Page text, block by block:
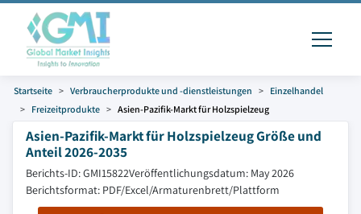
Startseite Verbraucherprodukte und -dienstleistungen
Einzelhandel
Freizeitprodukte
Asien-Pazifik-Markt für Holzspielzeug
Asien-Pazifik-Markt für Holzspielzeug Größe und
Anteil 2026-2035
Berichts-ID: GMI15822Veröffentlichungsdatum: May 2026
Berichtsformat: PDF/Excel/Armaturenbrett/Plattform